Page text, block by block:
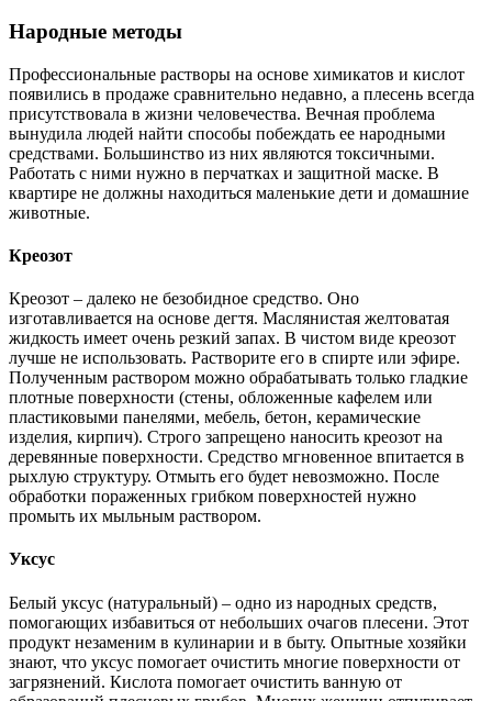
Народные методы
Профессиональные растворы на основе химикатов и кислот
появились в продаже сравнительно недавно, а плесень всегда
присутствовала в жизни человечества. Вечная проблема
вынудила людей найти способы побеждать ее народными
средствами. Большинство из них являются токсичными.
Работать с ними нужно в перчатках и защитной маске. В
квартире не должны находиться маленькие дети и домашние
животные.
Креозот
Креозот – далеко не безобидное средство. Оно
изготавливается на основе дегтя. Маслянистая желтоватая
жидкость имеет очень резкий запах. В чистом виде креозот
лучше не использовать. Растворите его в спирте или эфире.
Полученным раствором можно обрабатывать только гладкие
плотные поверхности (стены, обложенные кафелем или
пластиковыми панелями, мебель, бетон, керамические
изделия, кирпич). Строго запрещено наносить креозот на
деревянные поверхности. Средство мгновенное впитается в
рыхлую структуру. Отмыть его будет невозможно. После
обработки пораженных грибком поверхностей нужно
промыть их мыльным раствором.
Уксус
Белый уксус (натуральный) – одно из народных средств,
помогающих избавиться от небольших очагов плесени. Этот
продукт незаменим в кулинарии и в быту. Опытные хозяйки
знают, что уксус помогает очистить многие поверхности от
загрязнений. Кислота помогает очистить ванную от